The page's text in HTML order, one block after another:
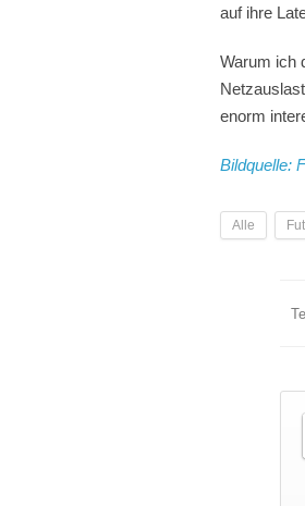
auf ihre
Warum ich
enorm
Bildquelle:
Alle